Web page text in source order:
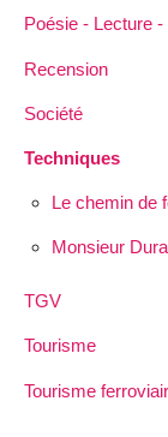
Poésie - Lecture -
Recension
Société
Techniques
Le chemin de
Monsieur
TGV
Tourisme
Tourisme